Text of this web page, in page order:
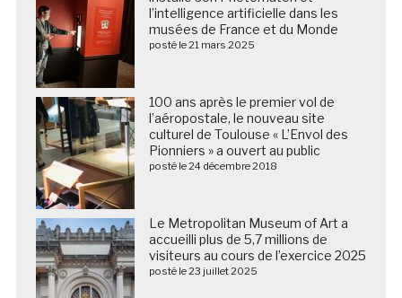
l’intelligence artificielle dans les
musées de France et du Monde
posté le 21 mars 2025
100 ans après le premier vol de
l’aéropostale, le nouveau site
culturel de Toulouse « L’Envol des
Pionniers » a ouvert au public
posté le 24 décembre 2018
Le Metropolitan Museum of Art a
accueilli plus de 5,7 millions de
visiteurs au cours de l’exercice 2025
posté le 23 juillet 2025